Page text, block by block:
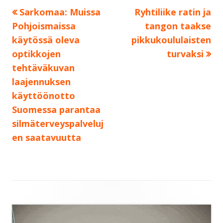
Artikkelien
selaus
Edellinen:
Sarkomaa: Muissa
Pohjoismaissa
käytössä oleva
optikkojen
tehtäväkuvan
laajennuksen
käyttöönotto
Suomessa parantaa
silmäterveyspalveluj
en saatavuutta
Seuraava:
Ryhtiliike ratin ja
tangon taakse
pikkukoululaisten
turvaksi
Sivupalkki